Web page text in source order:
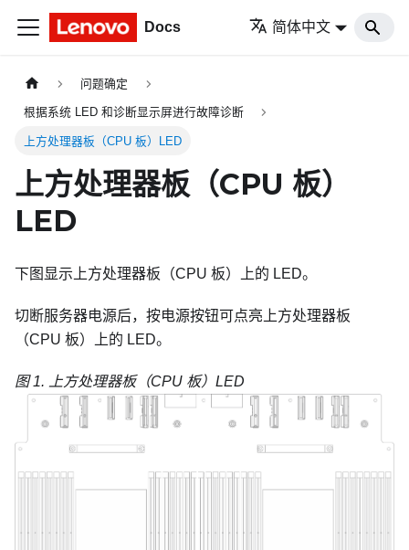
Docs 简体中文
问题确定
根据系统 LED 和诊断显示屏进行故障诊断
上方处理器板（CPU 板）LED
上方处理器板（CPU 板）
LED
下图显示上方处理器板（CPU 板）上的 LED。
切断服务器电源后，按电源按钮可点亮上方处理器板
（CPU 板）上的 LED。
图 1. 上方处理器板（CPU 板）LED